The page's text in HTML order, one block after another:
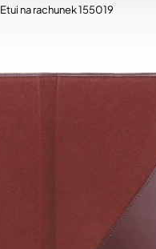
Etui na rachunek 155019